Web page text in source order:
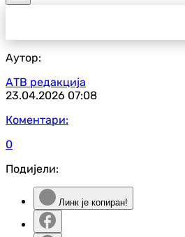
Аутор:
АТВ редакција
23.04.2026 07:08
Коментари:
0
Подијели:
Линк је копиран!